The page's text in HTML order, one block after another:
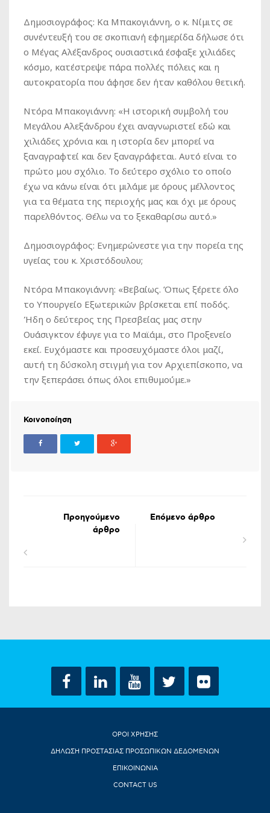
Δημοσιογράφος: Κα Μπακογιάννη, ο κ. Νίμιτς σε
συνέντευξή του σε σκοπιανή εφημερίδα δήλωσε ότι
ο Μέγας Αλέξανδρος ουσιαστικά έσφαξε χιλιάδες
κόσμο, κατέστρεψε πάρα πολλές πόλεις και η
αυτοκρατορία που άφησε δεν ήταν καθόλου θετική.
Ντόρα Μπακογιάννη: «Η ιστορική συμβολή του
Μεγάλου Αλεξάνδρου έχει αναγνωριστεί εδώ και
χιλιάδες χρόνια και η ιστορία δεν μπορεί να
ξαναγραφτεί και δεν ξαναγράφεται. Αυτό είναι το
πρώτο μου σχόλιο. Το δεύτερο σχόλιο το οποίο
έχω να κάνω είναι ότι μιλάμε με όρους μέλλοντος
για τα θέματα της περιοχής μας και όχι με όρους
παρελθόντος. Θέλω να το ξεκαθαρίσω αυτό.»
Δημοσιογράφος: Ενημερώνεστε για την πορεία της
υγείας του κ. Χριστόδουλου;
Ντόρα Μπακογιάννη: «Βεβαίως. Όπως ξέρετε όλο
το Υπουργείο Εξωτερικών βρίσκεται επί ποδός.
Ήδη ο δεύτερος της Πρεσβείας μας στην
Ουάσιγκτον έφυγε για το Μαϊάμι, στο Προξενείο
εκεί. Ευχόμαστε και προσευχόμαστε όλοι μαζί,
αυτή τη δύσκολη στιγμή για τον Αρχιεπίσκοπο, να
την ξεπεράσει όπως όλοι επιθυμούμε.»
Κοινοποίηση
Προηγούμενο
άρθρο
Επόμενο άρθρο
ΟΡΟΙ ΧΡΗΣΗΣ
ΔΗΛΩΣΗ ΠΡΟΣΤΑΣΙΑΣ ΠΡΟΣΩΠΙΚΩΝ ΔΕΔΟΜΕΝΩΝ
ΕΠΙΚΟΙΝΩΝΙΑ
CONTACT US